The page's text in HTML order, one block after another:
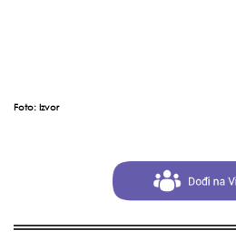
Foto: Izvor